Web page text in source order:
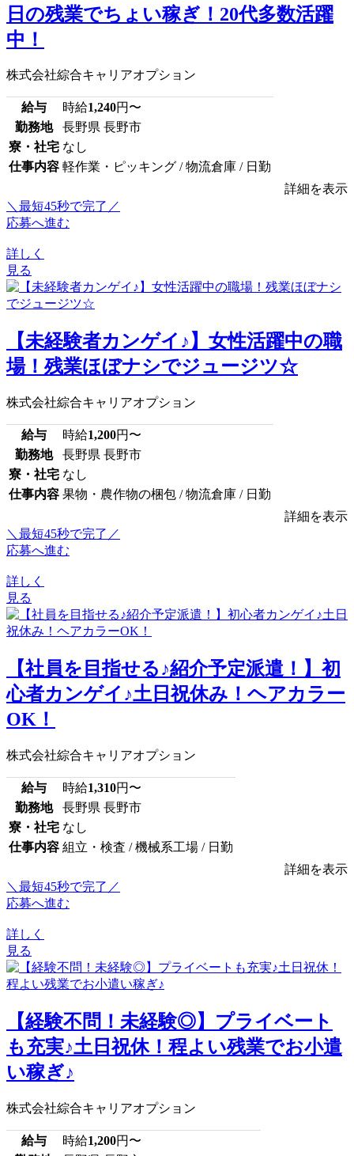
日の残業でちょい稼ぎ！20代多数活躍
中！
株式会社綜合キャリアオプション
給与 時給1,240円〜
勤務地
長野県 長野市
寮・社宅 なし
仕事内容 軽作業・ピッキング / 物流倉庫 / 日勤
詳細を表示
＼最短45秒で完了／
応募へ進む
詳しく
見る
【未経験者カンゲイ♪】女性活躍中の職
場！残業ほぼナシでジュージツ☆
株式会社綜合キャリアオプション
給与 時給1,200円〜
勤務地
長野県 長野市
寮・社宅 なし
仕事内容 果物・農作物の梱包 / 物流倉庫 / 日勤
詳細を表示
＼最短45秒で完了／
応募へ進む
詳しく
見る
【社員を目指せる♪紹介予定派遣！】初
心者カンゲイ♪土日祝休み！ヘアカラー
OK！
株式会社綜合キャリアオプション
給与 時給1,310円〜
勤務地
長野県 長野市
寮・社宅 なし
仕事内容 組立・検査 / 機械系工場 / 日勤
詳細を表示
＼最短45秒で完了／
応募へ進む
詳しく
見る
【経験不問！未経験◎】プライベート
も充実♪土日祝休！程よい残業でお小遣
い稼ぎ♪
株式会社綜合キャリアオプション
給与 時給1,200円〜